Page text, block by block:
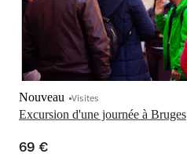
Excursion d'une journée à Bruges
Nouveau Visites
69 €